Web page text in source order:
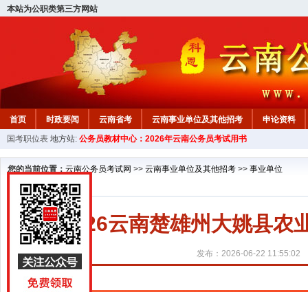
本站为公职类第三方网站
首页 时政要闻 云南省考 云南事业单位及其他招考
申论资料
国考职位表 地方站: 公务员教材中心：2026年云南公务员考试用书
您的当前位置： 云南公务员考试网 >> 云南事业单位及其他招考 >> 事业单位
2026云南楚雄州大姚县农
发布：2026-06-22 11:55:02